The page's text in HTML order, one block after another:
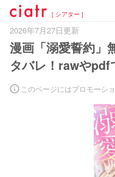
[ シアター ]
2026年7月27日更新
漫画「溺愛誓約」
タバレ！rawやpdf
このページにはプロモーシ